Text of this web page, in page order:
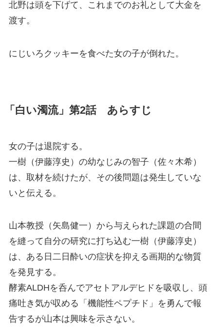
北野は頭を下げて、これまでのお礼として大金を
渡す。
にじいろクッキーを食べた女の子が倒れた。
「白い濁流」第2話 あらすじ
女の子は退院する。
一樹（伊藤淳史）の幼なじみの智子（佐々木希）
は、取材を続けたが、その後問題は発生していな
いと伝える。
山本教授（矢島健一）から与えられた課題の合間
を縫って自分の研究に打ち込む一樹（伊藤淳史）
は、ある日二日酔いの症状を抑える画期的な物質
を発見する。
酵素ALDHを呑んでアセトアルデヒドを吸収し、頭
痛吐き気が収める「機能性ペプチド」を勇んで報
告するが山本は興味を示さない。